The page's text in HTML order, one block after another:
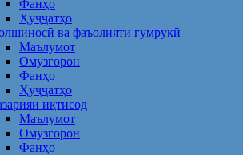
Фанҳо
Ҳуҷҷатҳо
ва фаъолияти гумрукӣ
Маълумот
Омузгорон
Фанҳо
Ҳуҷҷатҳо
иқтисод
Маълумот
Омузгорон
Фанҳо